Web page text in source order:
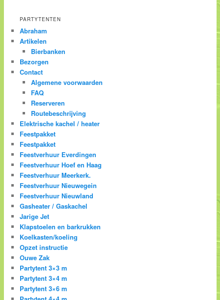
PARTYTENTEN
Abraham
Artikelen
Bierbanken
Bezorgen
Contact
Algemene voorwaarden
FAQ
Reserveren
Routebeschrijving
Elektrische kachel / heater
Feestpakket
Feestpakket
Feestverhuur Everdingen
Feestverhuur Hoef en Haag
Feestverhuur Meerkerk.
Feestverhuur Nieuwegein
Feestverhuur Nieuwland
Gasheater / Gaskachel
Jarige Jet
Klapstoelen en barkrukken
Koelkasten/koeling
Opzet instructie
Ouwe Zak
Partytent 3×3 m
Partytent 3×4 m
Partytent 3×6 m